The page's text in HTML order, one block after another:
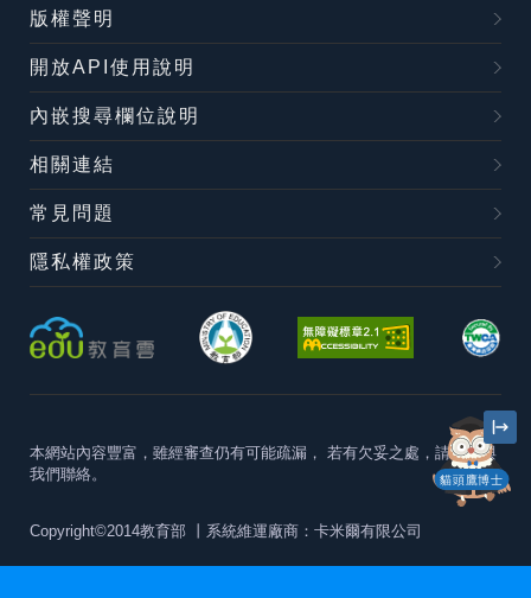
貓頭鷹博士
版權聲明
開放API使用說明
內嵌搜尋欄位說明
相關連結
常見問題
隱私權政策
本網站內容豐富，雖經審查仍有可能疏漏， 若有欠妥之處，請隨時與
我們聯絡。
Copyright©2014教育部 丨系統維運廠商：卡米爾有限公司